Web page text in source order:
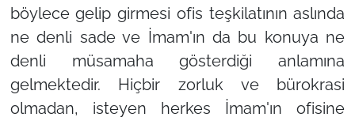
böylece gelip girmesi ofis teşkilatının aslında
ne denli sade ve İmam'ın da bu konuya ne
denli müsamaha gösterdiği anlamına
gelmektedir. Hiçbir zorluk ve bürokrasi
olmadan, isteyen herkes İmam'ın ofisine